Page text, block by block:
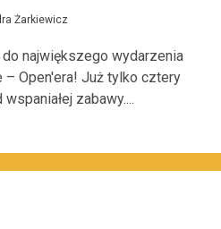
Żarkiewicz
największego wydarzenia
Open'era! Już tylko cztery
zabawy....